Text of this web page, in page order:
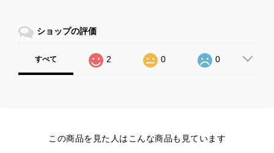
ショップの評価
すべて 2 0 0
この商品を見た人はこんな商品も見ています